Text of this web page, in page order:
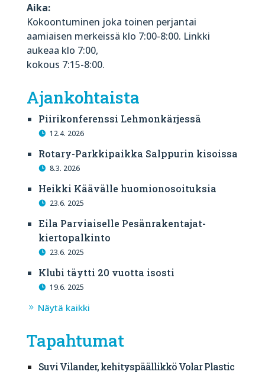
Aika:
Kokoontuminen joka toinen perjantai
aamiaisen merkeissä klo 7:00-8:00. Linkki
aukeaa klo 7:00,
kokous 7:15-8:00.
Ajankohtaista
Piirikonferenssi Lehmonkärjessä
12.4. 2026
Rotary-Parkkipaikka Salppurin kisoissa
8.3. 2026
Heikki Käävälle huomionosoituksia
23.6. 2025
Eila Parviaiselle Pesänrakentajat-
kiertopalkinto
23.6. 2025
Klubi täytti 20 vuotta isosti
19.6. 2025
Näytä kaikki
Tapahtumat
Suvi Vilander, kehityspäällikkö Volar Plastic